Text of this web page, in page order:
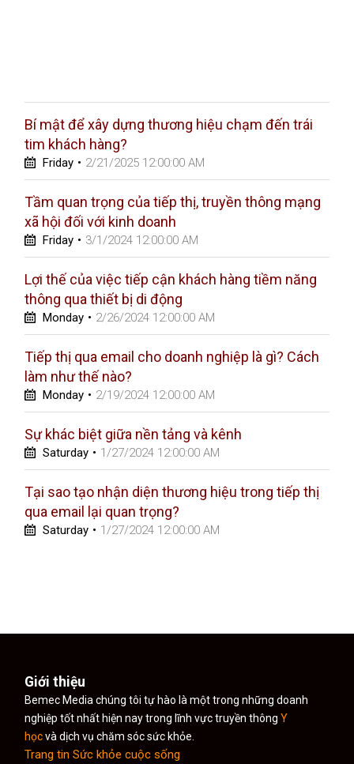
Bí mật để xây dựng thương hiệu chạm đến trái
tim khách hàng?
Friday • 2/21/2025 12:00:00 AM
Tầm quan trọng của tiếp thị, truyền thông mạng
xã hội đối với kinh doanh
Friday • 3/1/2024 12:00:00 AM
Lợi thế của việc tiếp cận khách hàng tiềm năng
thông qua thiết bị di động
Monday • 2/26/2024 12:00:00 AM
Tiếp thị qua email cho doanh nghiệp là gì? Cách
làm như thế nào?
Monday • 2/19/2024 12:00:00 AM
Sự khác biệt giữa nền tảng và kênh
Saturday • 1/27/2024 12:00:00 AM
Tại sao tạo nhận diện thương hiệu trong tiếp thị
qua email lại quan trọng?
Saturday • 1/27/2024 12:00:00 AM
Giới thiệu
Bemec Media chúng tôi tự hào là một trong những doanh
nghiệp tốt nhất hiện nay trong lĩnh vực truyền thôngY
họcvà dịch vụ chăm sóc sức khỏe.
Trang tin Sức khỏe cuộc sống